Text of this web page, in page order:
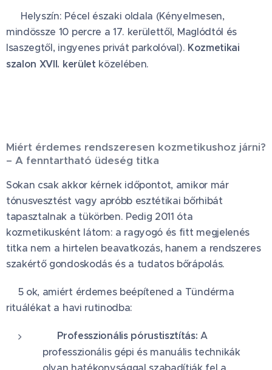
📍 Helyszín: Pécel északi oldala (Kényelmesen,
mindössze 10 percre a 17. kerülettől, Maglódtól és
Isaszegtől, ingyenes privát parkolóval). Kozmetikai
szalon XVII. kerület közelében.
Miért érdemes rendszeresen kozmetikushoz járni?
– A fenntartható üdeség titka
Sokan csak akkor kérnek időpontot, amikor már
tónusvesztést vagy apróbb esztétikai bőrhibát
tapasztalnak a tükörben. Pedig 2011 óta
kozmetikusként látom: a ragyogó és fitt megjelenés
titka nem a hirtelen beavatkozás, hanem a rendszeres
szakértő gondoskodás és a tudatos bőrápolás.
✨5 ok, amiért érdemes beépítened a Tündérma
rituálékat a havi rutinodba:
💧 Professzionális pórustisztítás: A
professzionális gépi és manuális technikák
olyan hatékonysággal szabadítják fel a